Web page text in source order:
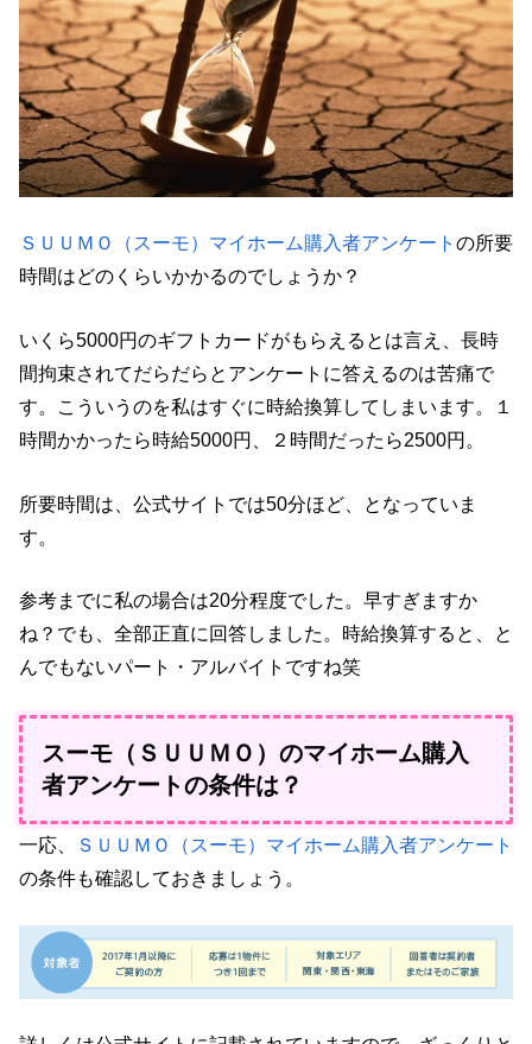
ＳＵＵＭＯ（スーモ）マイホーム購入者アンケート の所要
時間はどのくらいかかるのでしょうか？
いくら5000円のギフトカードがもらえるとは言え、長時
間拘束されてだらだらとアンケートに答えるのは苦痛で
す。こういうのを私はすぐに時給換算してしまいます。１
時間かかったら時給5000円、２時間だったら2500円。
所要時間は、公式サイトでは50分ほど、となっていま
す。
参考までに私の場合は20分程度でした。早すぎますか
ね？でも、全部正直に回答しました。時給換算すると、と
んでもないパート・アルバイトですね笑
スーモ（ＳＵＵＭＯ）のマイホーム購入
者アンケートの条件は？
一応、
ＳＵＵＭＯ（スーモ）マイホーム購入者アンケート
の条件も確認しておきましょう。